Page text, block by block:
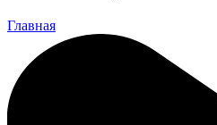
Главная